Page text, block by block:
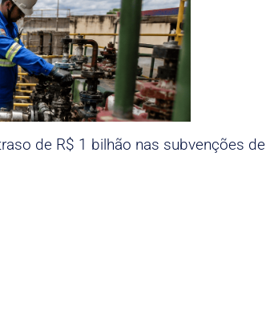
de R$ 1 bilhão nas subvenções de